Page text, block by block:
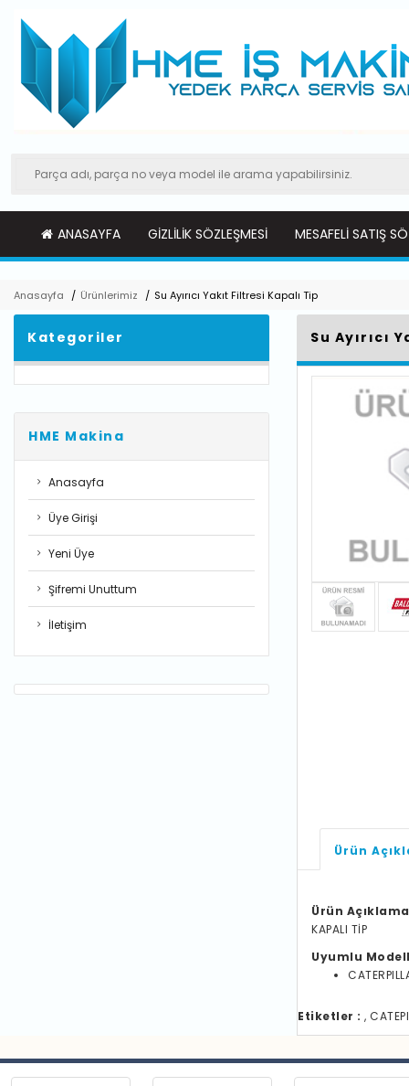
ANASAYFA GIZLILIK SÖZLEŞMESI MESAFELI SATIŞ
Anasayfa / Ürünlerimiz / Su Ayırıcı Yakıt Filtresi Kapalı Tip
Kategoriler
HME Makina
Anasayfa
Üye Girişi
Yeni Üye
Şifremi Unuttum
İletişim
Su Ayırıcı
Ürün
Ürün
KAPALI TİP
Uyumlu
Etiketler : ,